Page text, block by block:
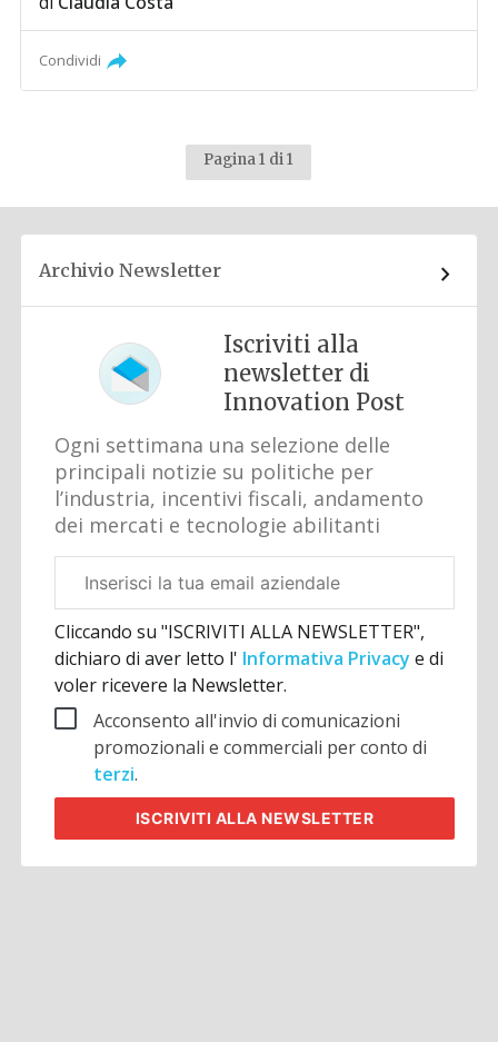
Condividi
Pagina 1 di 1
Archivio Newsletter
Iscriviti alla
newsletter di
Innovation Post
Ogni settimana una selezione delle
principali notizie su politiche per
l’industria, incentivi fiscali, andamento
dei mercati e tecnologie abilitanti
aziendale
Cliccando su "ISCRIVITI ALLA NEWSLETTER",
dichiaro di aver letto l' Informativa Privacye di
voler ricevere la Newsletter.
Acconsento all'invio di comunicazioni
promozionali e commerciali per conto di
terzi.
ISCRIVITI ALLA NEWSLETTER